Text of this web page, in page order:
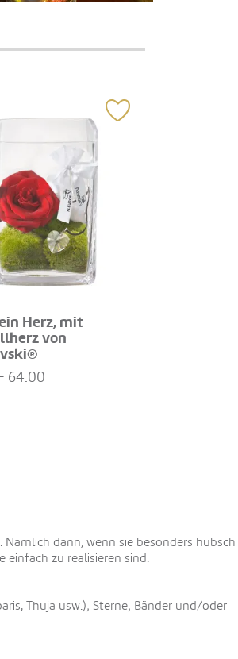
Herz, mit
von
64.00
dann, wenn sie besonders hübsch
einfach zu realisieren sind.
Thuja usw.); Sterne; Bänder und/oder